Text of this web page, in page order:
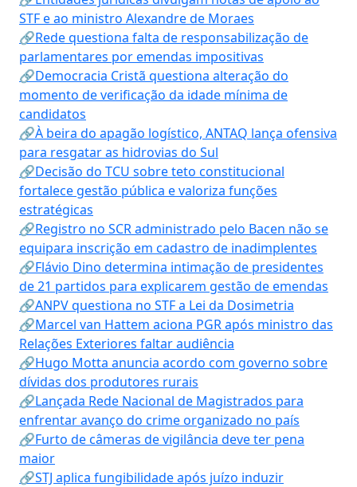
STF e ao ministro Alexandre de Moraes
🔗Rede questiona falta de responsabilização de
parlamentares por emendas impositivas
🔗Democracia Cristã questiona alteração do
momento de verificação da idade mínima de
candidatos
🔗À beira do apagão logístico, ANTAQ lança ofensiva
para resgatar as hidrovias do Sul
🔗Decisão do TCU sobre teto constitucional
fortalece gestão pública e valoriza funções
estratégicas
🔗Registro no SCR administrado pelo Bacen não se
equipara inscrição em cadastro de inadimplentes
🔗Flávio Dino determina intimação de presidentes
de 21 partidos para explicarem gestão de emendas
🔗ANPV questiona no STF a Lei da Dosimetria
🔗Marcel van Hattem aciona PGR após ministro das
Relações Exteriores faltar audiência
🔗Hugo Motta anuncia acordo com governo sobre
dívidas dos produtores rurais
🔗Lançada Rede Nacional de Magistrados para
enfrentar avanço do crime organizado no país
🔗Furto de câmeras de vigilância deve ter pena
maior
🔗STJ aplica fungibilidade após juízo induzir